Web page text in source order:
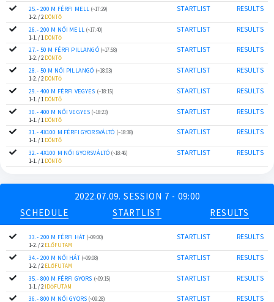
25.- 200 M FÉRFI MELL (~17:29)
1-2. / 2 DÖNTŐ
STARTLIST RESULTS
26.- 200 M NŐI MELL (~17:40)
1-1. / 1 DÖNTŐ
STARTLIST RESULTS
27.- 50 M FÉRFI PILLANGÓ (~17:58)
1-2. / 2DÖNTŐ
STARTLIST RESULTS
28.- 50 M NŐI PILLANGÓ (~18:03)
1-2. / 2 DÖNTŐ
STARTLIST RESULTS
29.- 400 M FÉRFI VEGYES (~18:15)
1-1. / 1 DÖNTŐ
STARTLIST RESULTS
30.- 400 M NŐI VEGYES (~18:23)
1-1. / 1 DÖNTŐ
STARTLIST RESULTS
31.- 4X100 M FÉRFI GYORSVÁLTÓ (~18:38)
1-1. / 1 DÖNTŐ
STARTLIST RESULTS
32.- 4X100 M NŐI GYORSVÁLTÓ (~18:46)
1-1. / 1 DÖNTŐ
STARTLIST RESULTS
2022.07.09. SESSION 7 - 09:00
SCHEDULE
STARTLIST RESULTS
33.- 200 M FÉRFI HÁT (~09:00)
1-2. / 2 ELŐFUTAM
STARTLIST RESULTS
34.- 200 M NŐI HÁT (~09:08)
1-2. / 2 ELŐFUTAM
STARTLIST RESULTS
35.- 800 M FÉRFI GYORS (~09:15)
1-1. / 2 IDŐFUTAM
STARTLIST RESULTS
36.- 800 M NŐI GYORS (~09:28)
STARTLIST RESULTS